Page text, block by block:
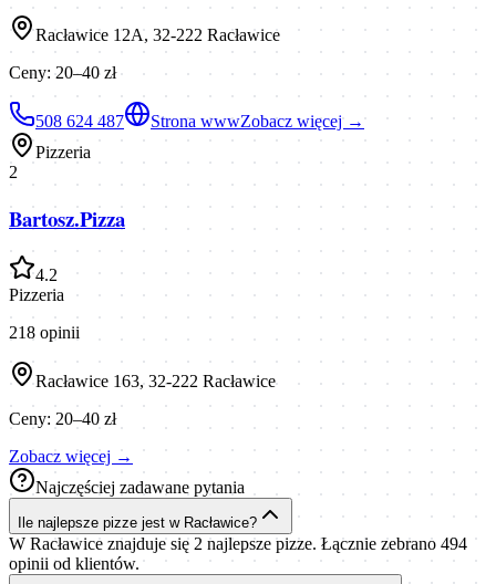
Racławice 12A, 32-222 Racławice
Ceny:20–40 zł
508 624 487 Strona wwwZobacz więcej →
Pizzeria
2
Bartosz.Pizza
4.2
Pizzeria
218 opinii
Racławice 163, 32-222 Racławice
Ceny: 20–40 zł
Zobacz więcej →
Najczęściej zadawane pytania
Ile najlepsze pizze jest w Racławice?
W Racławice znajduje się 2 najlepsze pizze. Łącznie zebrano 494
opinii od klientów.